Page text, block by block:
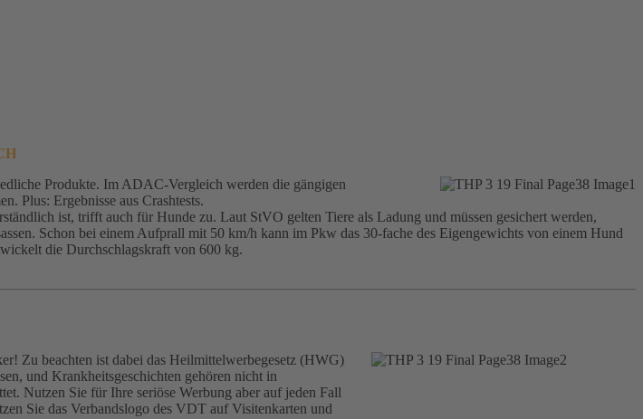
Produkte. Im ADAC-Vergleich werden die gängigen
Plus: Ergebnisse aus Crashtests.
ist, trifft auch für Hunde zu. Laut StVO gelten Tiere als Ladung und müssen gesichert werden,
Schon bei einem Aufprall mit 50 km/h kann im Pkw das 30-fache des Eigengewichts von einem Hund
die Durchschlagskraft von 600 kg.
Zu beachten ist dabei das Heilmittelwerbegesetz (HWG)
und Krankheitsgeschichten gehören nicht in
Nutzen Sie für Ihre seriöse Werbung aber auf jeden Fall
Sie das Verbandslogo des VDT auf Visitenkarten und